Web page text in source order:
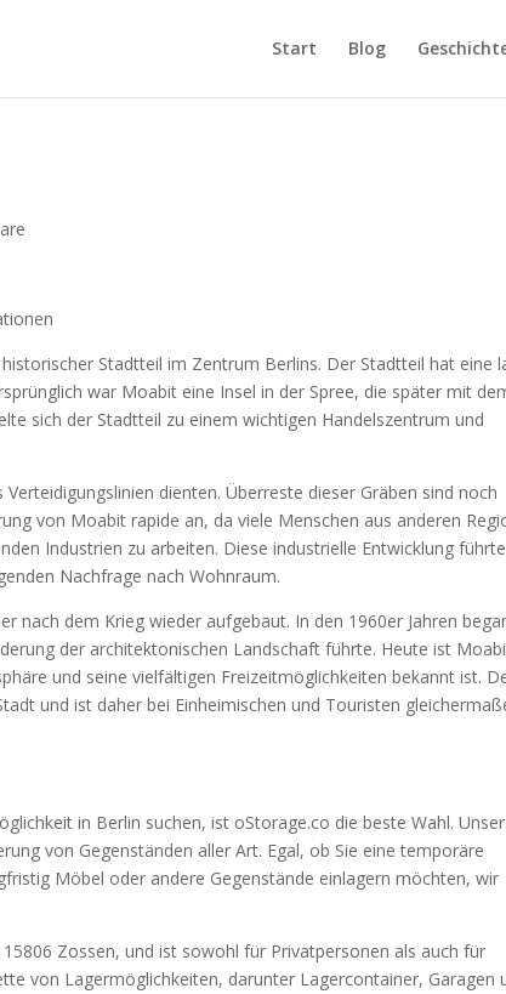
Start Blog
Stadtteil im Zentrum Berlins. Der Stadtteil hat eine
war Moabit eine Insel in der Spree, die später mit
sich der Stadtteil zu einem wichtigen Handelszentrum und
dienten. Überreste dieser Gräben sind noch
von Moabit rapide an, da viele Menschen aus anderen
Industrien zu arbeiten. Diese industrielle Entwicklung
Nachfrage nach Wohnraum.
nach dem Krieg wieder aufgebaut. In den 1960er Jahren
der architektonischen Landschaft führte. Heute ist
und seine vielfältigen Freizeitmöglichkeiten bekannt ist.
und ist daher bei Einheimischen und Touristen
in Berlin suchen, ist oStorage.co die beste Wahl. Unser
von Gegenständen aller Art. Egal, ob Sie eine temporäre
Möbel oder andere Gegenstände einlagern möchten, wir
Zossen, und ist sowohl für Privatpersonen als auch für
von Lagermöglichkeiten, darunter Lagercontainer, Garagen